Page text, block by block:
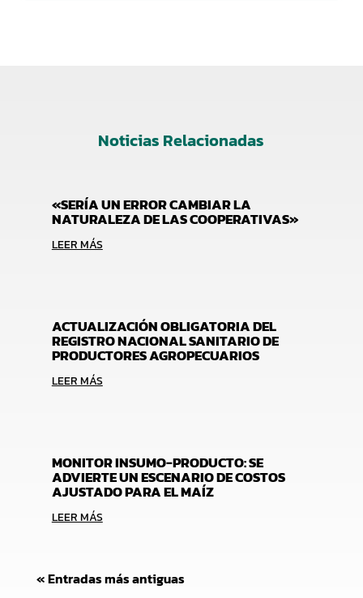
Noticias Relacionadas
«SERÍA UN ERROR CAMBIAR LA
NATURALEZA DE LAS COOPERATIVAS»
LEER MÁS
ACTUALIZACIÓN OBLIGATORIA DEL
REGISTRO NACIONAL SANITARIO DE
PRODUCTORES AGROPECUARIOS
LEER MÁS
MONITOR INSUMO-PRODUCTO: SE
ADVIERTE UN ESCENARIO DE COSTOS
AJUSTADO PARA EL MAÍZ
LEER MÁS
« Entradas más antiguas